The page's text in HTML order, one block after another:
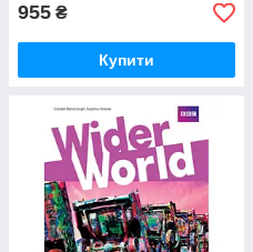
955 ₴
Купити